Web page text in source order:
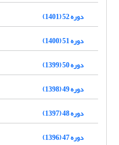
دوره 52 (1401)
دوره 51 (1400)
دوره 50 (1399)
دوره 49 (1398)
دوره 48 (1397)
دوره 47 (1396)